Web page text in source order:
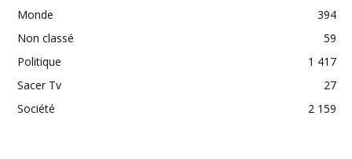
Monde
394
Non classé
59
Politique
1 417
Sacer Tv
27
Société
2 159